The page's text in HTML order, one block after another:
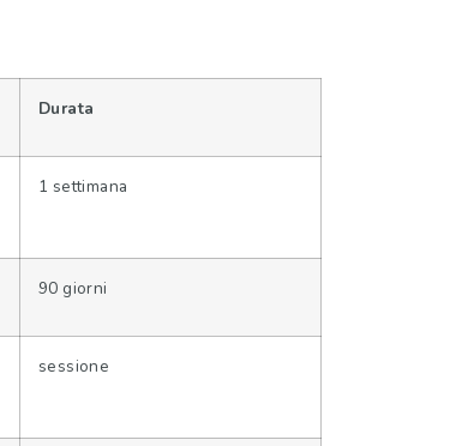
Durata
1 settimana
90 giorni
sessione